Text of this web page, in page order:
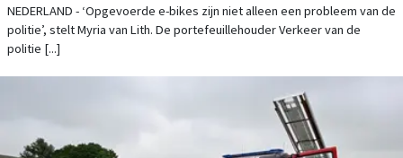
NEDERLAND - ‘Opgevoerde e-bikes zijn niet alleen een probleem van de
politie’, stelt Myria van Lith. De portefeuillehouder Verkeer van de
politie [...]